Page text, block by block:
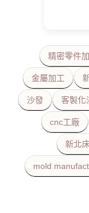
精密零件
金屬加工
沙發 客製化
cnc工廠
新北
mold